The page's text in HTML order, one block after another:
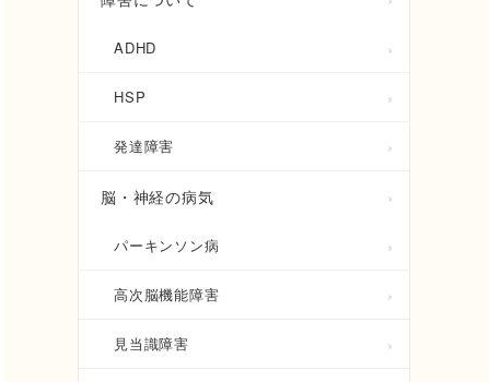
ADHD
HSP
発達障害
脳・神経の病気
パーキンソン病
高次脳機能障害
見当識障害